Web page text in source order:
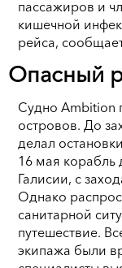
пассажиров и
кишечной
рейса,
Опасный
Судно Ambition
островов. До
делал
16 мая
Галисии, с
Однако
санитарной
путешествие.
экипажа были